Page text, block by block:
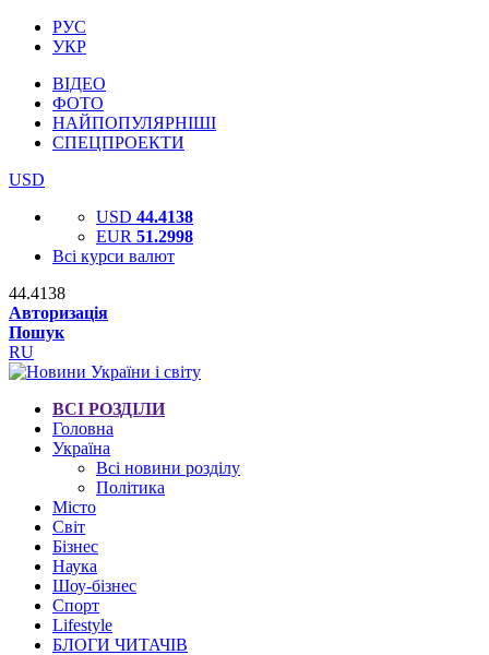
РУС
УКР
ВІДЕО
ФОТО
НАЙПОПУЛЯРНІШІ
СПЕЦПРОЕКТИ
USD
USD 44.4138
EUR 51.2998
Всі курси валют
44.4138
Авторизація
Пошук
RU
ВСІ РОЗДІЛИ
Головна
Україна
Всі новини розділу
Політика
Місто
Світ
Бізнес
Наука
Шоу-бізнес
Спорт
Lifestyle
БЛОГИ ЧИТАЧІВ